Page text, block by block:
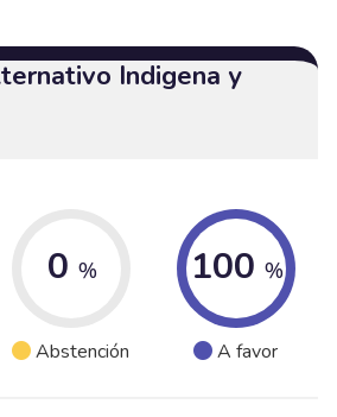
Indigena y
0 %
Abstención
100 %
A favor